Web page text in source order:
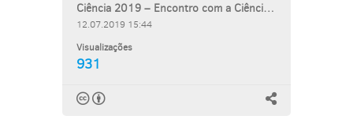
Ciência 2019 – Encontro com a Ciência e Tecnologia
12.07.2019 15:44
Visualizações
931